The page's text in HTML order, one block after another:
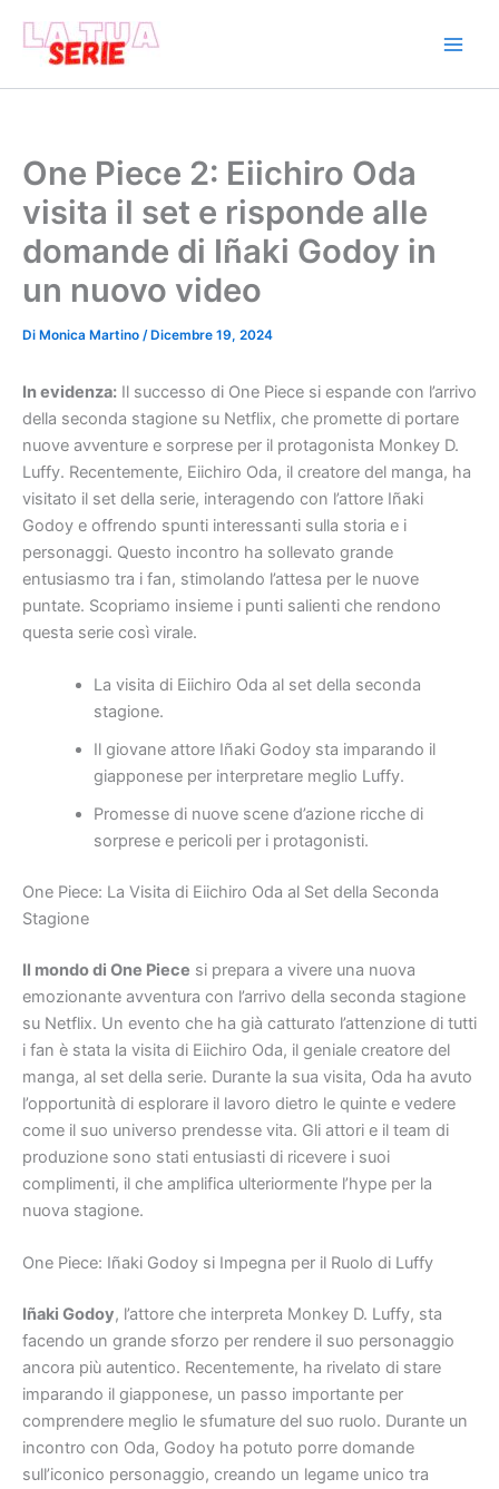
contenuto
One Piece 2: Eiichiro Oda
visita il set e risponde alle
domande di Iñaki Godoy in
un nuovo video
Di Monica Martino / Dicembre 19, 2024
In evidenza: Il successo di One Piece si espande con l’arrivo
della seconda stagione su Netflix, che promette di portare
nuove avventure e sorprese per il protagonista Monkey D.
Luffy. Recentemente, Eiichiro Oda, il creatore del manga, ha
visitato il set della serie, interagendo con l’attore Iñaki
Godoy e offrendo spunti interessanti sulla storia e i
personaggi. Questo incontro ha sollevato grande
entusiasmo tra i fan, stimolando l’attesa per le nuove
puntate. Scopriamo insieme i punti salienti che rendono
questa serie così virale.
La visita di Eiichiro Oda al set della seconda
stagione.
Il giovane attore Iñaki Godoy sta imparando il
giapponese per interpretare meglio Luffy.
Promesse di nuove scene d’azione ricche di
sorprese e pericoli per i protagonisti.
One Piece: La Visita di Eiichiro Oda al Set della Seconda
Stagione
Il mondo di One Piece si prepara a vivere una nuova
emozionante avventura con l’arrivo della seconda stagione
su Netflix. Un evento che ha già catturato l’attenzione di tutti
i fan è stata la visita di Eiichiro Oda, il geniale creatore del
manga, al set della serie. Durante la sua visita, Oda ha avuto
l’opportunità di esplorare il lavoro dietro le quinte e vedere
come il suo universo prendesse vita. Gli attori e il team di
produzione sono stati entusiasti di ricevere i suoi
complimenti, il che amplifica ulteriormente l’hype per la
nuova stagione.
One Piece: Iñaki Godoy si Impegna per il Ruolo di Luffy
Iñaki Godoy, l’attore che interpreta Monkey D. Luffy, sta
facendo un grande sforzo per rendere il suo personaggio
ancora più autentico. Recentemente, ha rivelato di stare
imparando il giapponese, un passo importante per
comprendere meglio le sfumature del suo ruolo. Durante un
incontro con Oda, Godoy ha potuto porre domande
sull’iconico personaggio, creando un legame unico tra